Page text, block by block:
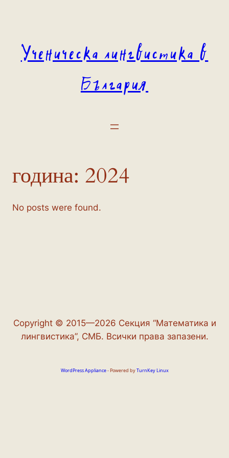
Ученическа лингвистика в
България
година: 2024
No posts were found.
Copyright © 2015—2026 Секция “Математика и
лингвистика”, СМБ. Всички права запазени.
WordPress Appliance- Powered byTurnKey Linux